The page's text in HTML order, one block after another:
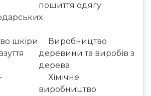
пошиття одягу
шкіри
Виробництво
деревини та виробів з
дерева
Хімічне
виробництво